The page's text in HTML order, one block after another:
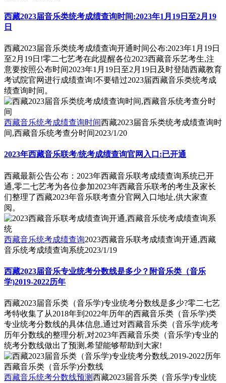
西藏2023届音乐类统考成绩查询时间:2023年1月19日至2月19
日
西藏2023届音乐类统考成绩查询开通时间公布:2023年1月19日
至2月19日!零二七艺考在此提醒各位2023西藏音乐艺考生,注
意要按照公布时间2023年1月19日至2月19日及时登陆西藏教育
考试院官网进行成绩查询!不要错过2023届西藏音乐类统考成
绩查询时间。
西藏音乐统考成绩查询时间西藏2023届音乐类统考成绩查询时
间,西藏音乐统考查分时间2023/1/20
2023年西藏音乐联考/统考成绩查询官网入口:已开通
西藏最新公告公布：2023年西藏音乐联考成绩查询系统已开
通,零二七艺考为各位参加2023年西藏音乐联考的考生及家长
们整理了西藏2023年音乐联考查分官网入口地址,供大家查
阅。
西藏音乐统考成绩查询2023西藏音乐联考成绩查询开通,西藏
音乐统考成绩查询系统2023/1/19
西藏2023届音乐专业统考分数线是多少？附音乐类（音乐
学)2019-2022历年
西藏2023届音乐类（音乐学)专业统考分数线是多少?零二七艺
考特收集了从2018年到2022年历年的西藏音乐类（音乐学)类
专业统考分数线的具体信息,通过对西藏音乐类（音乐学)统考
历年分数线的整理分析,对2023年西藏音乐类（音乐学)专业的
统考分数线做出了预测,希望能够帮助到大家!
西藏音乐统考分数线预测西藏2023届音乐类（音乐学)专业统